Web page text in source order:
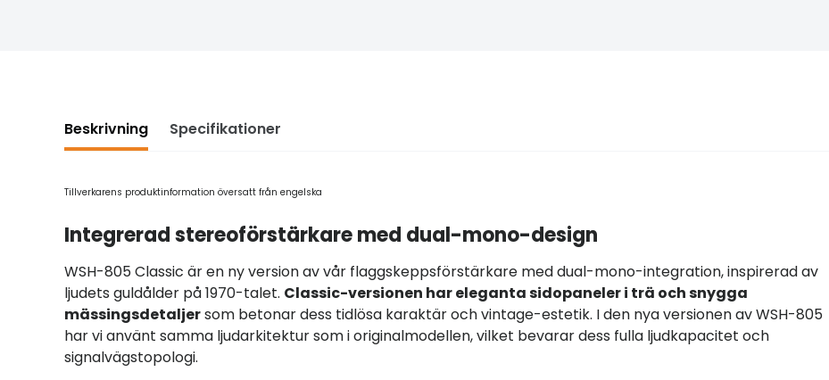
Beskrivning Specifikationer
Tillverkarens produktinformation översatt från engelska
Integrerad stereoförstärkare med dual-mono-design
WSH-805 Classic är en ny version av vår flaggskeppsförstärkare med dual-mono-integration, inspirerad av
ljudets guldålder på 1970-talet. Classic-versionen har eleganta sidopaneler i trä och snygga
mässingsdetaljersom betonar dess tidlösa karaktär och vintage-estetik. I den nya versionen av WSH-805
har vi använt samma ljudarkitektur som i originalmodellen, vilket bevarar dess fulla ljudkapacitet och
signalvägstopologi.